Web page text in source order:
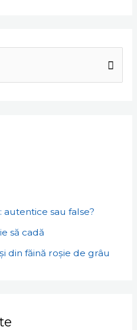
autentice sau false?
să cadă
din făină roșie de grâu